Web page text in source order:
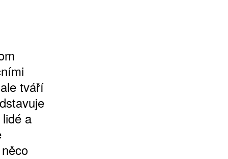
tváří
a